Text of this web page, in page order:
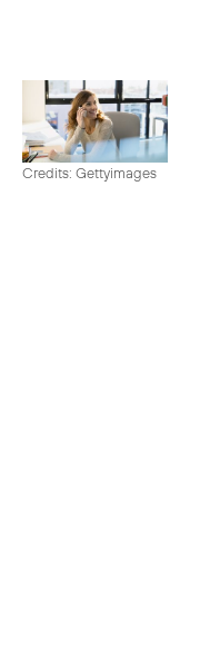
Credits: Gettyimages